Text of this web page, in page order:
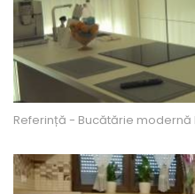
Referință - Bucătărie modernă